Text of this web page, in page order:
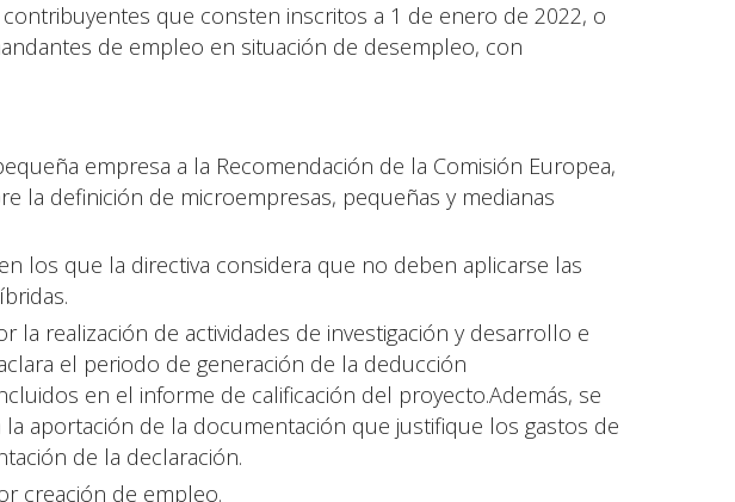
contribuyentes que consten inscritos a 1 de enero de 2022, o
de empleo en situación de desempleo, con
empresa a la Recomendación de la Comisión Europea,
la definición de microempresas, pequeñas y medianas
los que la directiva considera que no deben aplicarse las
la realización de actividades de investigación y desarrollo e
el periodo de generación de la deducción
en el informe de calificación del proyecto.Además, se
la aportación de la documentación que justifique los gastos de
de la declaración.
creación de empleo.